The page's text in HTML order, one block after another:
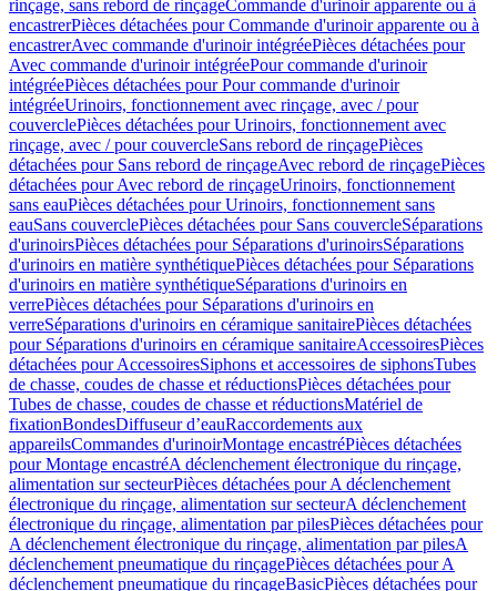
rinçage, sans rebord de rinçageCommande d'urinoir apparente ou à
encastrerPièces détachées pour Commande d'urinoir apparente ou à
encastrerAvec commande d'urinoir intégréePièces détachées pour
Avec commande d'urinoir intégréePour commande d'urinoir
intégréePièces détachées pour Pour commande d'urinoir
intégréeUrinoirs, fonctionnement avec rinçage, avec / pour
couverclePièces détachées pour Urinoirs, fonctionnement avec
rinçage, avec / pour couvercleSans rebord de rinçagePièces
détachées pour Sans rebord de rinçageAvec rebord de rinçagePièces
détachées pour Avec rebord de rinçageUrinoirs, fonctionnement
sans eauPièces détachées pour Urinoirs, fonctionnement sans
eauSans couverclePièces détachées pour Sans couvercleSéparations
d'urinoirsPièces détachées pour Séparations d'urinoirsSéparations
d'urinoirs en matière synthétiquePièces détachées pour Séparations
d'urinoirs en matière synthétiqueSéparations d'urinoirs en
verrePièces détachées pour Séparations d'urinoirs en
verreSéparations d'urinoirs en céramique sanitairePièces détachées
pour Séparations d'urinoirs en céramique sanitaireAccessoiresPièces
détachées pour AccessoiresSiphons et accessoires de siphonsTubes
de chasse, coudes de chasse et réductionsPièces détachées pour
Tubes de chasse, coudes de chasse et réductionsMatériel de
fixationBondesDiffuseur d’eauRaccordements aux
appareilsCommandes d'urinoirMontage encastréPièces détachées
pour Montage encastréA déclenchement électronique du rinçage,
alimentation sur secteurPièces détachées pour A déclenchement
électronique du rinçage, alimentation sur secteurA déclenchement
électronique du rinçage, alimentation par pilesPièces détachées pour
A déclenchement électronique du rinçage, alimentation par pilesA
déclenchement pneumatique du rinçagePièces détachées pour A
déclenchement pneumatique du rinçageBasicPièces détachées pour